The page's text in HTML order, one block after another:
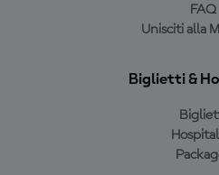
FAQ
Unisciti alla
Biglietti &